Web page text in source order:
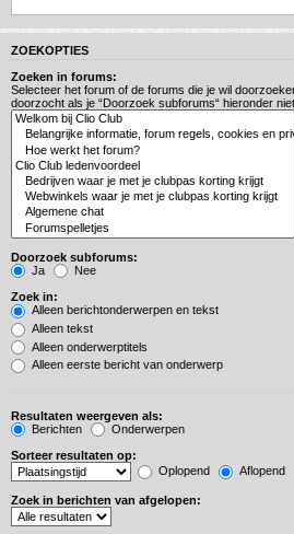
ZOEKOPTIES
Zoeken in forums:
Selecteer het forum of de forums die je wil
doorzocht als je “Doorzoek subforums“ hieronder
Doorzoek subforums:
Ja
Nee
Zoek in:
Alleen berichtonderwerpen en tekst
Alleen tekst
Alleen onderwerptitels
Alleen eerste bericht van onderwerp
Resultaten weergeven als:
Berichten
Onderwerpen
Sorteer resultaten op:
Oplopend
Aflopend
Zoek in berichten van afgelopen: